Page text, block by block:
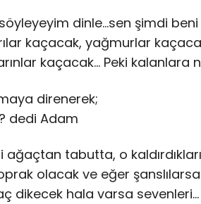
dinle…sen şimdi
kaçacak, yağmurlar
kaçacak… Peki kalanlara
direnerek;
dedi Adam
ağaçtan tabutta, o
olacak ve eğer
dikecek hala varsa